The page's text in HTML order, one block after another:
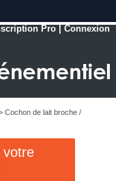
Pro |Connexion
Cochon de lait broche /
votre